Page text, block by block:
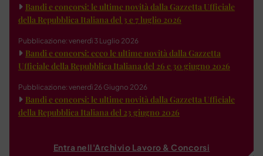
Bandi e concorsi: le ultime novità dalla Gazzetta Ufficiale
della Repubblica Italiana del 3 e 7 luglio 2026
Pubblicazione: venerdì 3 Luglio 2026
Bandi e concorsi: ecco le ultime novità dalla Gazzetta
Ufficiale della Repubblica Italiana del 26 e 30 giugno 2026
Pubblicazione: venerdì 26 Giugno 2026
Bandi e concorsi: le ultime novità dalla Gazzetta Ufficiale
della Repubblica Italiana del 23 giugno 2026
Entra nell'Archivio Lavoro & Concorsi